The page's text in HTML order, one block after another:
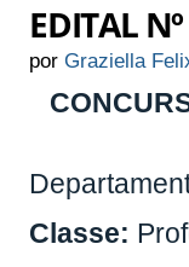
EDITAL
porGraziella
Classe: